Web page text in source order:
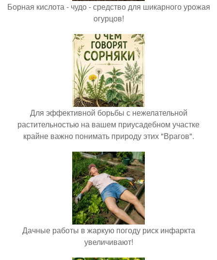
Борная кислота - чудо - средство для шикарного урожая
огурцов!
Для эффективной борьбы с нежелательной
растительностью на вашем приусадебном участке
крайне важно понимать природу этих "Врагов".
Дачные работы в жаркую погоду риск инфаркта
увеличивают!